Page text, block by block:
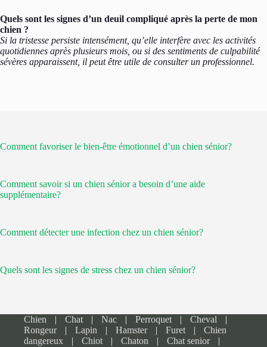
Quels sont les signes d’un deuil compliqué après la perte de mon
chien ?
Si la tristesse persiste intensément, qu’elle interfère avec les activités
quotidiennes après plusieurs mois, ou si des sentiments de culpabilité
sévères apparaissent, il peut être utile de consulter un professionnel.
Comment favoriser le bien-être émotionnel d’un chien sénior?
Comment savoir si un chien sénior a besoin d’une aide
supplémentaire?
Comment détecter une infection chez un chien sénior?
Quels sont les signes de stress chez un chien sénior?
Chien Chat Nac Perroquet
Cheval
Rongeur
Lapin Hamster Furet
Chien
dangereux
Chiot Chaton
Chat senior